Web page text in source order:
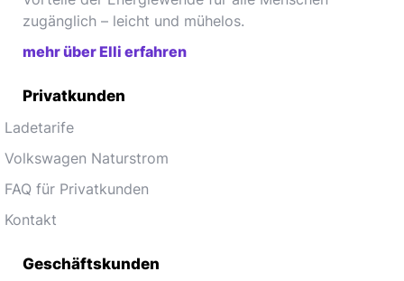
zugänglich – leicht und mühelos.
mehr über Elli erfahren
Privatkunden
Ladetarife
Volkswagen Naturstrom
FAQ für Privatkunden
Kontakt
Geschäftskunden